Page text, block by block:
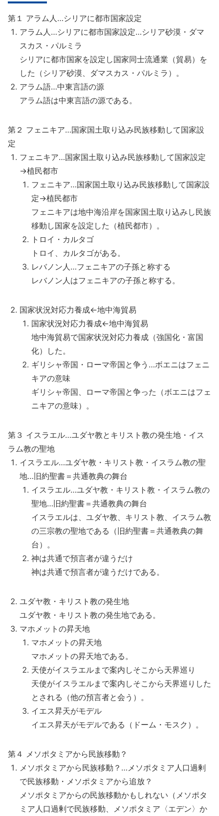
第１ アラム人…シリアに都市国家設定
アラム人…シリアに都市国家設定…シリア砂漠・ダマ
スカス・パルミラ
シリアに都市国家を設定し国家同士流通業（貿易）を
した（シリア砂漠、ダマスカス・パルミラ）。
アラム語…中東言語の源
アラム語は中東言語の源である。
第２ フェニキア…国家国土取り込み民族移動して国家設
定
フェニキア…国家国土取り込み民族移動して国家設定
→植民都市
フェニキア…国家国土取り込み民族移動して国家設
定→植民都市
フェニキアは地中海沿岸を国家国土取り込みし民族
移動し国家を設定した（植民都市）。
トロイ・カルタゴ
トロイ、カルタゴがある。
レバノン人…フェニキアの子孫と称する
レバノン人はフェニキアの子孫と称する。
国家状況対応力養成←地中海貿易
国家状況対応力養成←地中海貿易
地中海貿易で国家状況対応力養成（強国化・富国
化）した。
ギリシャ帝国・ローマ帝国と争う…ボエニはフェニ
キアの意味
ギリシャ帝国、ローマ帝国と争った（ボエニはフェ
ニキアの意味）。
第３ イスラエル…ユダヤ教とキリスト教の発生地・イス
ラム教の聖地
イスラエル…ユダヤ教・キリスト教・イスラム教の聖
地…旧約聖書＝共通教典の舞台
イスラエル…ユダヤ教・キリスト教・イスラム教の
聖地…旧約聖書＝共通教典の舞台
イスラエルは、ユダヤ教、キリスト教、イスラム教
の三宗教の聖地である（旧約聖書＝共通教典の舞
台）。
神は共通で預言者が違うだけ
神は共通で預言者が違うだけである。
ユダヤ教・キリスト教の発生地
ユダヤ教・キリスト教の発生地である。
マホメットの昇天地
マホメットの昇天地
マホメットの昇天地である。
天使がイスラエルまで案内しそこから天界巡り
天使がイスラエルまで案内しそこから天界巡りした
とされる（他の預言者と会う）。
イエス昇天がモデル
イエス昇天がモデルである（ドーム・モスク）。
第４ メソポタミアから民族移動？
メソポタミアから民族移動？…メソポタミア人口過剰
で民族移動・メソポタミアから追放？
メソポタミアからの民族移動かもしれない（メソポタ
ミア人口過剰で民族移動、メソポタミア〈エデン〉か